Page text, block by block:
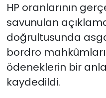
HP oranlarının
savunulan
doğrultusunda
bordro
ödeneklerin bir
kaydedildi.